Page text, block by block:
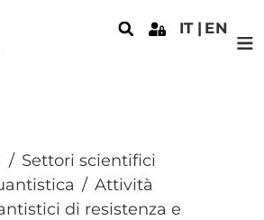
principale
IT EN
Settori scientifici
Attività
di resistenza e